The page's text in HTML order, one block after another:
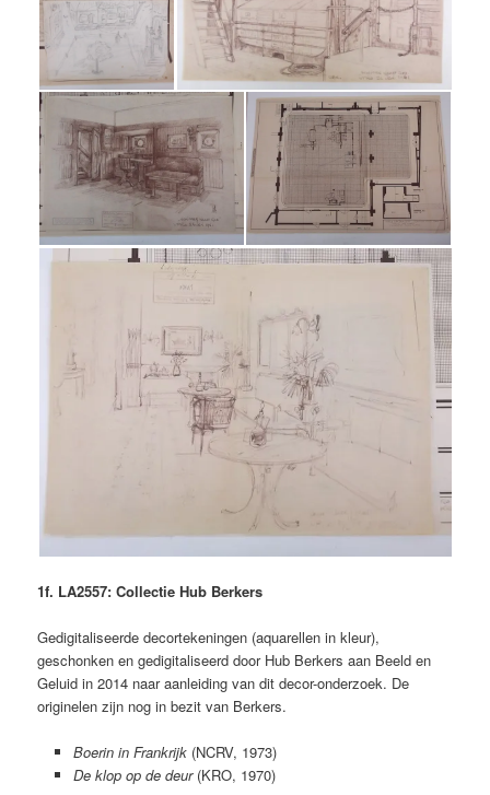
1f. LA2557: Collectie Hub Berkers
Gedigitaliseerde decortekeningen (aquarellen in kleur),
geschonken en gedigitaliseerd door Hub Berkers aan Beeld en
Geluid in 2014 naar aanleiding van dit decor-onderzoek. De
originelen zijn nog in bezit van Berkers.
Boerin in Frankrijk(NCRV, 1973)
De klop op de deur(KRO, 1970)